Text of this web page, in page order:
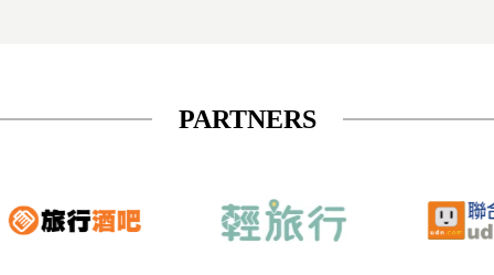
PARTNERS